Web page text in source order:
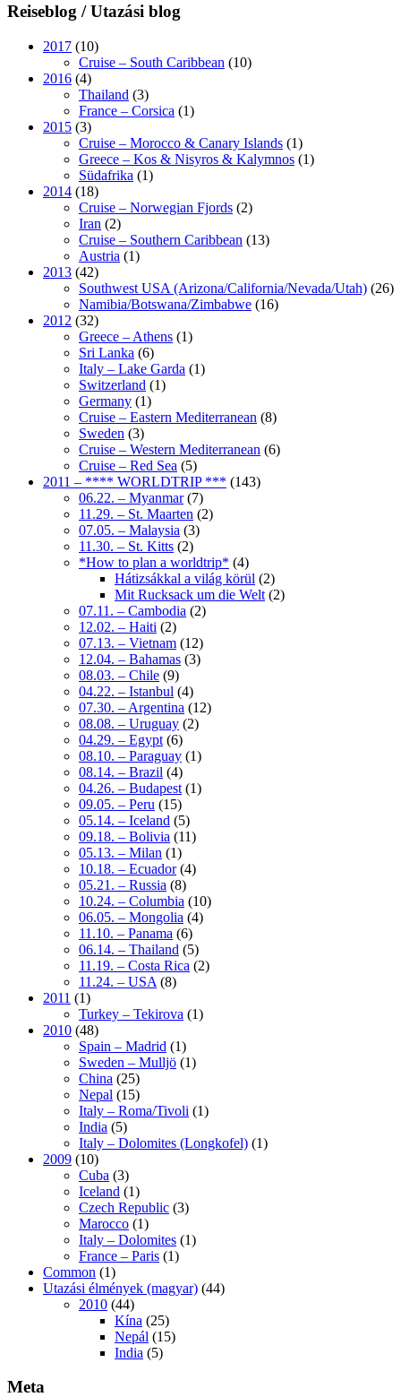
Reiseblog / Utazási blog
2017 (10)
Cruise – South Caribbean (10)
2016 (4)
Thailand (3)
France – Corsica (1)
2015 (3)
Cruise – Morocco & Canary Islands (1)
Greece – Kos & Nisyros & Kalymnos (1)
Südafrika (1)
2014 (18)
Cruise – Norwegian Fjords (2)
Iran (2)
Cruise – Southern Caribbean (13)
Austria (1)
2013 (42)
Southwest USA (Arizona/California/Nevada/Utah) (26)
Namibia/Botswana/Zimbabwe (16)
2012 (32)
Greece – Athens (1)
Sri Lanka (6)
Italy – Lake Garda (1)
Switzerland (1)
Germany (1)
Cruise – Eastern Mediterranean (8)
Sweden (3)
Cruise – Western Mediterranean (6)
Cruise – Red Sea (5)
2011 – **** WORLDTRIP *** (143)
06.22. – Myanmar(7)
11.29. – St. Maarten (2)
07.05. – Malaysia (3)
11.30. – St. Kitts (2)
*How to plan a worldtrip* (4)
Hátizsákkal a világ körül (2)
Mit Rucksack um die Welt (2)
07.11. – Cambodia (2)
12.02. – Haiti (2)
07.13. – Vietnam (12)
12.04. – Bahamas (3)
08.03. – Chile (9)
04.22. – Istanbul (4)
07.30. – Argentina (12)
08.08. – Uruguay (2)
04.29. – Egypt (6)
08.10. – Paraguay (1)
08.14. – Brazil (4)
04.26. – Budapest (1)
09.05. – Peru (15)
05.14. – Iceland (5)
09.18. – Bolivia (11)
05.13. – Milan (1)
10.18. – Ecuador(4)
05.21. – Russia (8)
10.24. – Columbia (10)
06.05. – Mongolia (4)
11.10. – Panama (6)
06.14. – Thailand (5)
11.19. – Costa Rica (2)
11.24. – USA (8)
2011 (1)
Turkey – Tekirova (1)
2010 (48)
Spain – Madrid (1)
Sweden – Mulljö (1)
China (25)
Nepal (15)
Italy – Roma/Tivoli (1)
India (5)
Italy – Dolomites (Longkofel) (1)
2009 (10)
Cuba (3)
Iceland (1)
Czech Republic (3)
Marocco (1)
Italy – Dolomites (1)
France – Paris (1)
Common (1)
Utazási élmények (magyar) (44)
2010 (44)
Kína (25)
Nepál (15)
India (5)
Meta